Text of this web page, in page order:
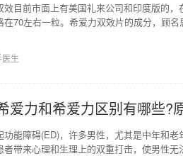
效目前市面上有美国礼来公司和印度版的
在70左右一粒。希爱力双效片的成分，顾
生
爱力和希爱力区别有哪些?
功能障碍(ED)，许多男性，尤其是中年和
者带来心理和生理上的双重打击，使男性